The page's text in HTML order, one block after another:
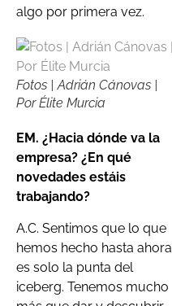
algo por primera vez.
Fotos | Adrián Cánovas |
Por Élite Murcia
EM. ¿Hacia dónde va la
empresa? ¿En qué
novedades estáis
trabajando?
A.C. Sentimos que lo que
hemos hecho hasta ahora
es solo la punta del
iceberg. Tenemos mucho